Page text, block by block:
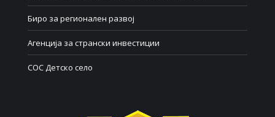
Биро за регионален развој
Агенција за странски инвестиции
СОС Детско село